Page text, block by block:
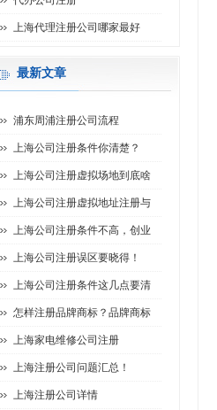
上海代理注册公司哪家最好
最新文章
浦东周浦注册公司流程
上海公司注册条件你清楚？
上海公司注册虚拟场地到底啥
上海公司注册虚拟地址注册与
上海公司注册条件不高，创业
上海公司注册误区要晓得！
上海公司注册条件这几点要清
怎样注册品牌商标？品牌商标
上海家电维修公司注册
上海注册公司问题汇总！
上海注册公司详情